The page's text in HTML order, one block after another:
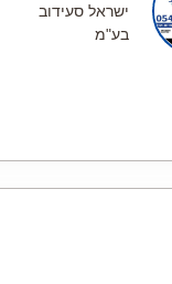
ישראל סעידוב
בע"מ